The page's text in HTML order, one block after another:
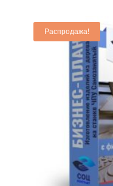
Распродажа!